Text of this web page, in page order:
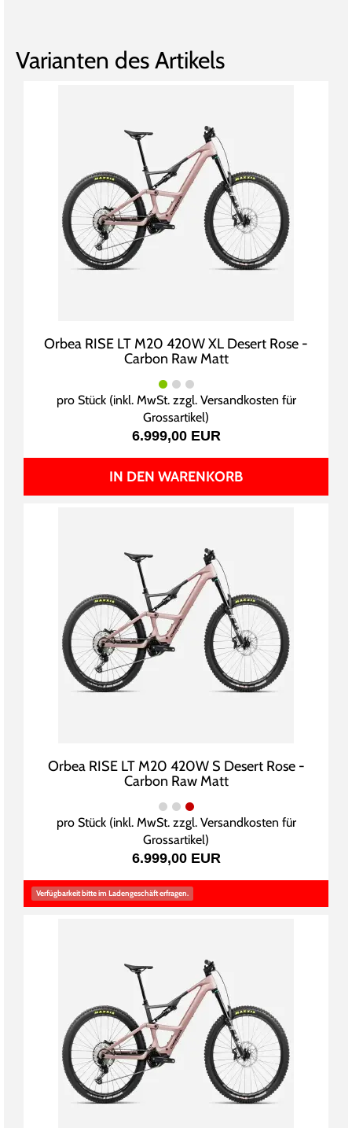
Varianten des Artikels
Orbea RISE LT M20 420W XL Desert Rose -
Carbon Raw Matt
pro Stück (inkl. MwSt. zzgl. Versandkosten für
Grossartikel)
6.999,00 EUR
IN DEN WARENKORB
Orbea RISE LT M20 420W S Desert Rose -
Carbon Raw Matt
pro Stück (inkl. MwSt. zzgl. Versandkosten für
Grossartikel)
6.999,00 EUR
Verfügbarkeit bitte im Ladengeschäft erfragen.